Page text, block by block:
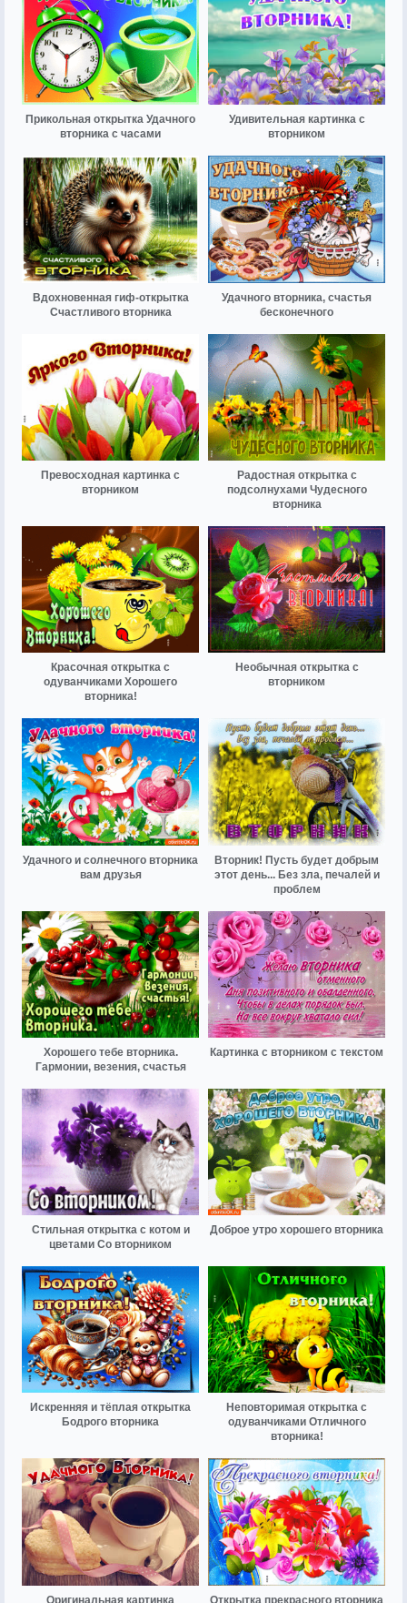
Прикольная открытка Удачного
вторника с часами
Удивительная картинка с
вторником
Вдохновенная гиф-открытка
Счастливого вторника
Удачного вторника, счастья
бесконечного
Превосходная картинка с
вторником
Радостная открытка с
подсолнухами Чудесного
вторника
Красочная открытка с
одуванчиками Хорошего
вторника!
Необычная открытка с
вторником
Удачного и солнечного вторника
вам друзья
Вторник! Пусть будет добрым
этот день... Без зла, печалей и
проблем
Хорошего тебе вторника.
Гармонии, везения, счастья
Картинка с вторником с текстом
Стильная открытка с котом и
цветами Со вторником
Доброе утро хорошего вторника
Искренняя и тёплая открытка
Бодрого вторника
Неповторимая открытка с
одуванчиками Отличного
вторника!
Оригинальная картинка Открытка прекрасного вторника